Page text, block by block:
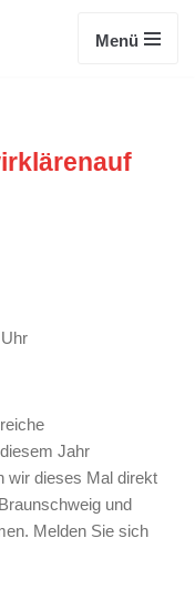
Menü
Jahr
wir dieses Mal direkt
und
Melden Sie sich